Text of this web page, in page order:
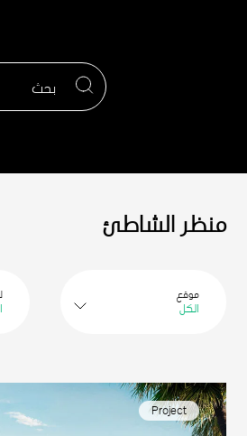
منظر الشاطئ
موقع
الكل
Project